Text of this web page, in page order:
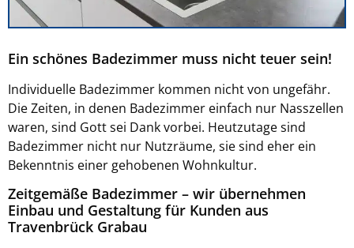
Ein schönes Badezimmer muss nicht teuer sein!
Individuelle Badezimmer kommen nicht von ungefähr.
Die Zeiten, in denen Badezimmer einfach nur Nasszellen
waren, sind Gott sei Dank vorbei. Heutzutage sind
Badezimmer nicht nur Nutzräume, sie sind eher ein
Bekenntnis einer gehobenen Wohnkultur.
Zeitgemäße Badezimmer – wir übernehmen
Einbau und Gestaltung für Kunden aus
Travenbrück Grabau